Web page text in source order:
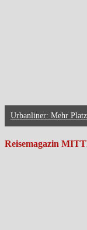
Urbanliner: Mehr
Reisemagazin